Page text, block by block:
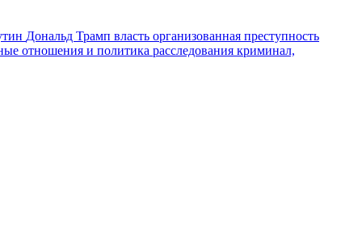
Дональд Трамп власть организованная преступность
отношения и политика расследования криминал,